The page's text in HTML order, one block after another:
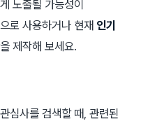
노출될 가능성이
로 사용하거나 현재 인기
제작해 보세요.
심사를 검색할 때, 관련된